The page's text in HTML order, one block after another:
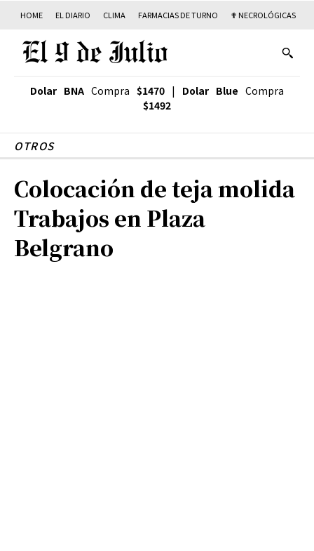
HOME EL DIARIO CLIMA FARMACIAS DE TURNO ✟ NECROLÓGICAS
Dolar BNA Compra $1470 | Dolar Blue Compra
$1492
OTROS
Colocación de teja molida
Trabajos en Plaza
Belgrano